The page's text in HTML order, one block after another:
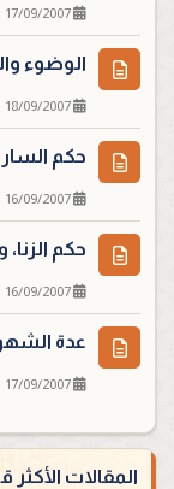
17/09/2007
الوضوء
18/09/2007
حكم
16/09/2007
حكم
16/09/2007
عدة
17/09/2007
المقالات الأكثر